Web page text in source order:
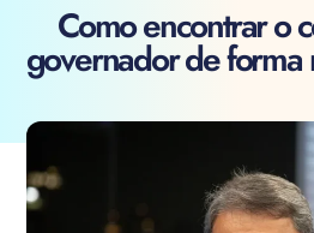
Como encontrar o
governador de forma